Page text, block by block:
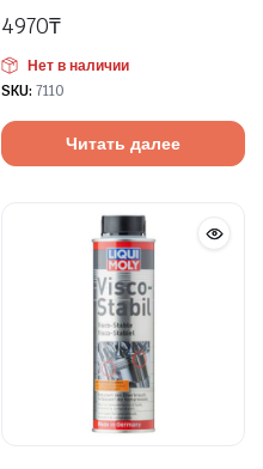
4970₸
Нет в наличии
SKU: 7110
Читать далее